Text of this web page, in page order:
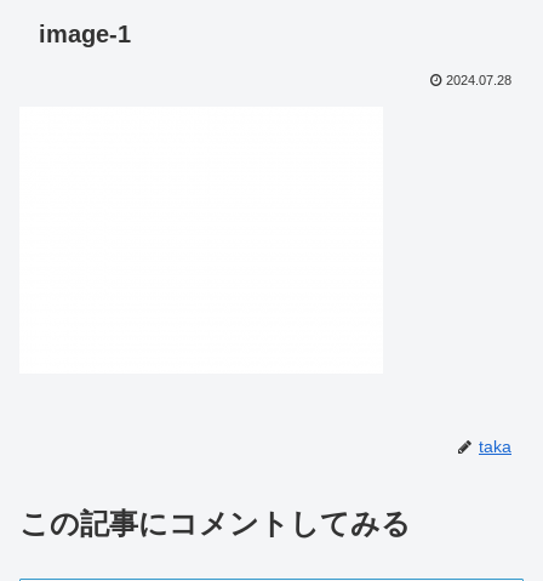
image-1
2024.07.28
taka
この記事にコメントしてみる